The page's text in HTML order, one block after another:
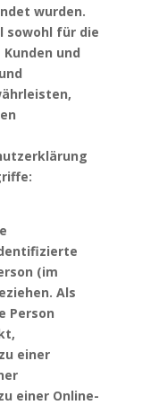
wurden.
sowohl für die
und
(im
Als
Person
einer
einer Online-